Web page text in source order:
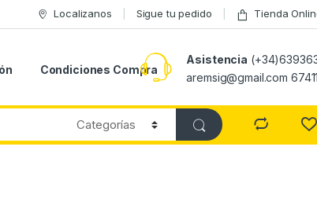
Localizanos Sigue tu pedido Tienda
Condiciones Compra
Asistencia
aremsig@gmail.com